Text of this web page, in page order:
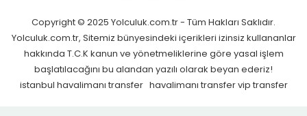
Copyright © 2025 Yolculuk.com.tr - Tüm Hakları Saklıdır.
Yolculuk.com.tr, Sitemiz bünyesindeki içerikleri izinsiz kullananlar
hakkında T.C.K kanun ve yönetmeliklerine göre yasal işlem
başlatılacağını bu alandan yazılı olarak beyan ederiz!
istanbul havalimanı transfer havalimanı transfervip transfer